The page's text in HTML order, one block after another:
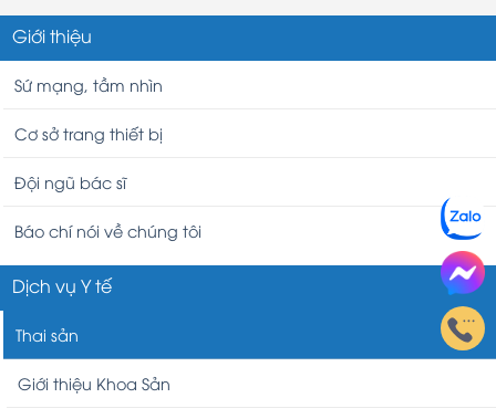
Giới thiệu
Sứ mạng, tầm nhìn
Cơ sở trang thiết bị
Đội ngũ bác sĩ
Báo chí nói về chúng tôi
Dịch vụ Y tế
Thai sản
Giới thiệu Khoa Sản